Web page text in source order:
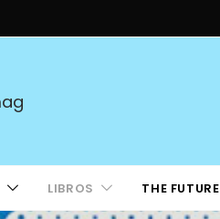
LIBROS THE FUTURE